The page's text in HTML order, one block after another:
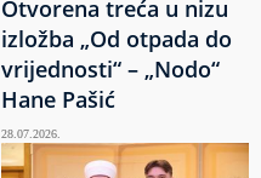
Otvorena treća u nizu
izložba „Od otpada do
vrijednosti“ – „Nodo“
Hane Pašić
28.07.2026.